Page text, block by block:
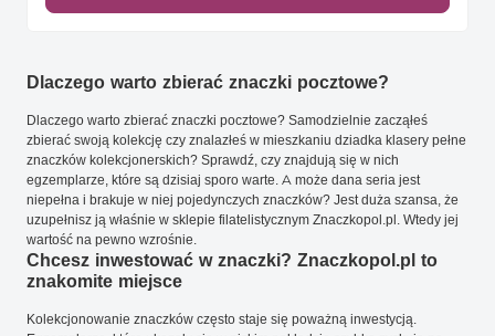
Dlaczego warto zbierać znaczki pocztowe?
Dlaczego warto zbierać znaczki pocztowe? Samodzielnie zacząłeś
zbierać swoją kolekcję czy znalazłeś w mieszkaniu dziadka klasery pełne
znaczków kolekcjonerskich? Sprawdź, czy znajdują się w nich
egzemplarze, które są dzisiaj sporo warte. A może dana seria jest
niepełna i brakuje w niej pojedynczych znaczków? Jest duża szansa, że
uzupełnisz ją właśnie w sklepie filatelistycznym Znaczkopol.pl. Wtedy jej
wartość na pewno wzrośnie.
Chcesz inwestować w znaczki? Znaczkopol.pl to
znakomite miejsce
Kolekcjonowanie znaczków często staje się poważną inwestycją.